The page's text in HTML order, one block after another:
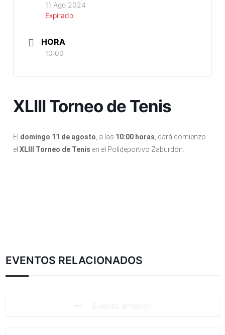
11 Ago 2024
Expirado
HORA
10:00
XLIII Torneo de Tenis
El domingo 11 de agosto , a las 10:00 horas , dará comienzo
elXLIII Torneo de Tenis en el Polideportivo Zaburdón.
EVENTOS RELACIONADOS